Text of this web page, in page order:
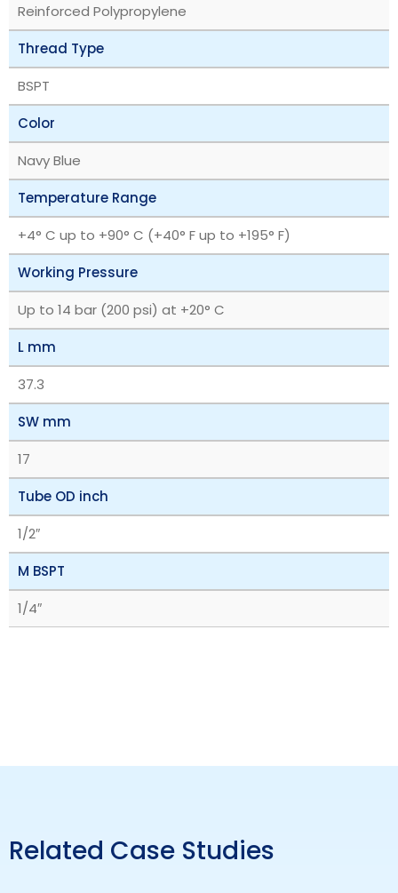
Reinforced Polypropylene
Thread Type
BSPT
Color
Navy Blue
Temperature Range
+4° C up to +90° C (+40° F up to +195° F)
Working Pressure
Up to 14 bar (200 psi) at +20° C
L mm
37.3
SW mm
17
Tube OD inch
1/2″
M BSPT
1/4″
Related Case Studies